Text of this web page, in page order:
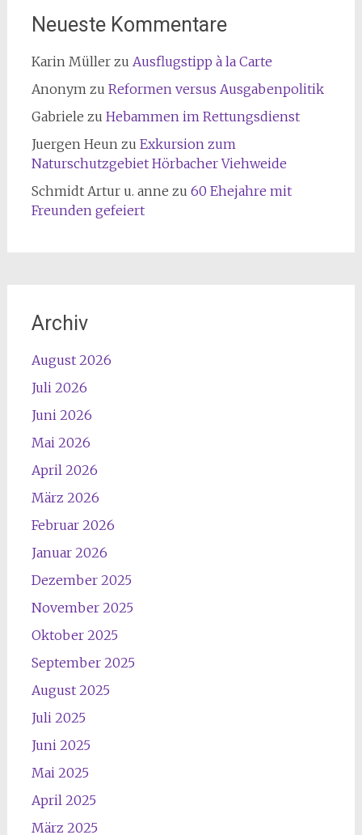
Neueste Kommentare
Karin Müllerzu Ausflugstipp à la Carte
Anonym zu Reformen versus Ausgabenpolitik
Gabriele zu Hebammen im Rettungsdienst
Juergen Heun zu Exkursion zum
Naturschutzgebiet Hörbacher Viehweide
Schmidt Artur u. anne zu 60 Ehejahre mit
Freunden gefeiert
Archiv
August 2026
Juli 2026
Juni 2026
Mai 2026
April 2026
März 2026
Februar 2026
Januar 2026
Dezember 2025
November 2025
Oktober 2025
September 2025
August 2025
Juli 2025
Juni 2025
Mai 2025
April 2025
März 2025